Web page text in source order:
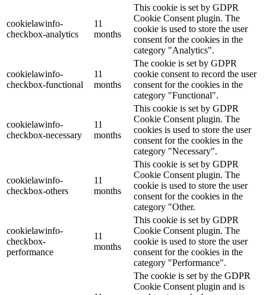
cookielawinfo-
checkbox-analytics
11
months
This cookie is set by GDPR
Cookie Consent plugin. The
cookie is used to store the user
consent for the cookies in the
category "Analytics".
cookielawinfo-
checkbox-functional
11
months
The cookie is set by GDPR
cookie consent to record the user
consent for the cookies in the
category "Functional".
cookielawinfo-
checkbox-necessary
11
months
This cookie is set by GDPR
Cookie Consent plugin. The
cookies is used to store the user
consent for the cookies in the
category "Necessary".
cookielawinfo-
checkbox-others
11
months
This cookie is set by GDPR
Cookie Consent plugin. The
cookie is used to store the user
consent for the cookies in the
category "Other.
cookielawinfo-
checkbox-
performance
11
months
This cookie is set by GDPR
Cookie Consent plugin. The
cookie is used to store the user
consent for the cookies in the
category "Performance".
The cookie is set by the GDPR
Cookie Consent plugin and is